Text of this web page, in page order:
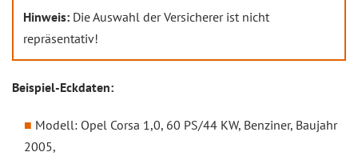
Hinweis: Die Auswahl der Versicherer ist nicht
repräsentativ!
Beispiel-Eckdaten:
Modell: Opel Corsa 1,0, 60 PS/44 KW, Benziner, Baujahr
2005,